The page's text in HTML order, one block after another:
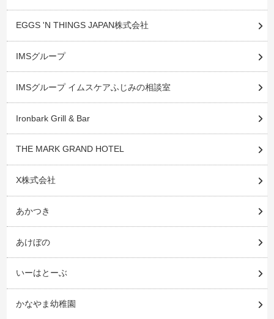
EGGS 'N THINGS JAPAN株式会社
IMSグループ
IMSグループ イムスケアふじみの相談室
Ironbark Grill & Bar
THE MARK GRAND HOTEL
X株式会社
あかつき
あけぼの
いーはとーぶ
かなやま幼稚園